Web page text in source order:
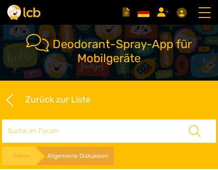
Deodorant-Spray-App für
Mobilgeräte
Zurück zur Liste
Foren Allgemeine Diskussion